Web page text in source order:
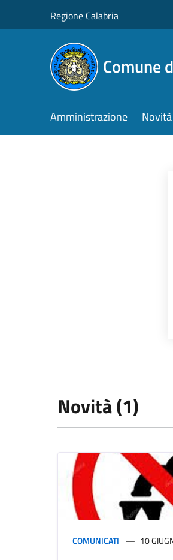
Regione Calabria
Comune
Amministrazione Novità
Novità (1)
COMUNICATI 10